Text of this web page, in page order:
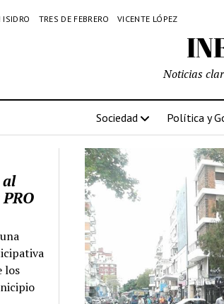
ISIDRO TRES DE FEBRERO VICENTE LÓPEZ
Noticias
Sociedad Política y
al
los